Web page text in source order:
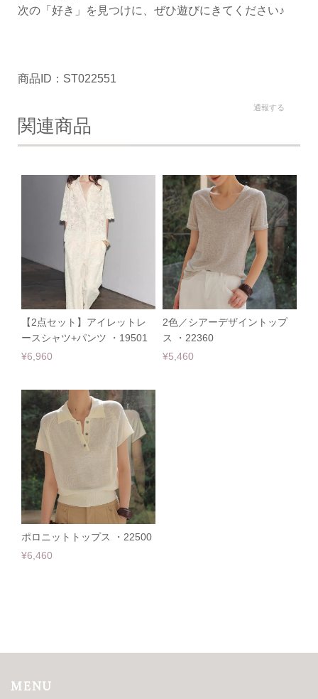
次の「好き」を見つけに、ぜひ遊びにきてください♪
商品ID：ST022551
通報する
関連商品
【2点セット】アイレットレ
ースシャツ+パンツ ・19501
¥6,960
2色／シアーデザイントップ
ス ・22360
¥5,460
ポロニットトップス ・22500
¥6,460
MENU